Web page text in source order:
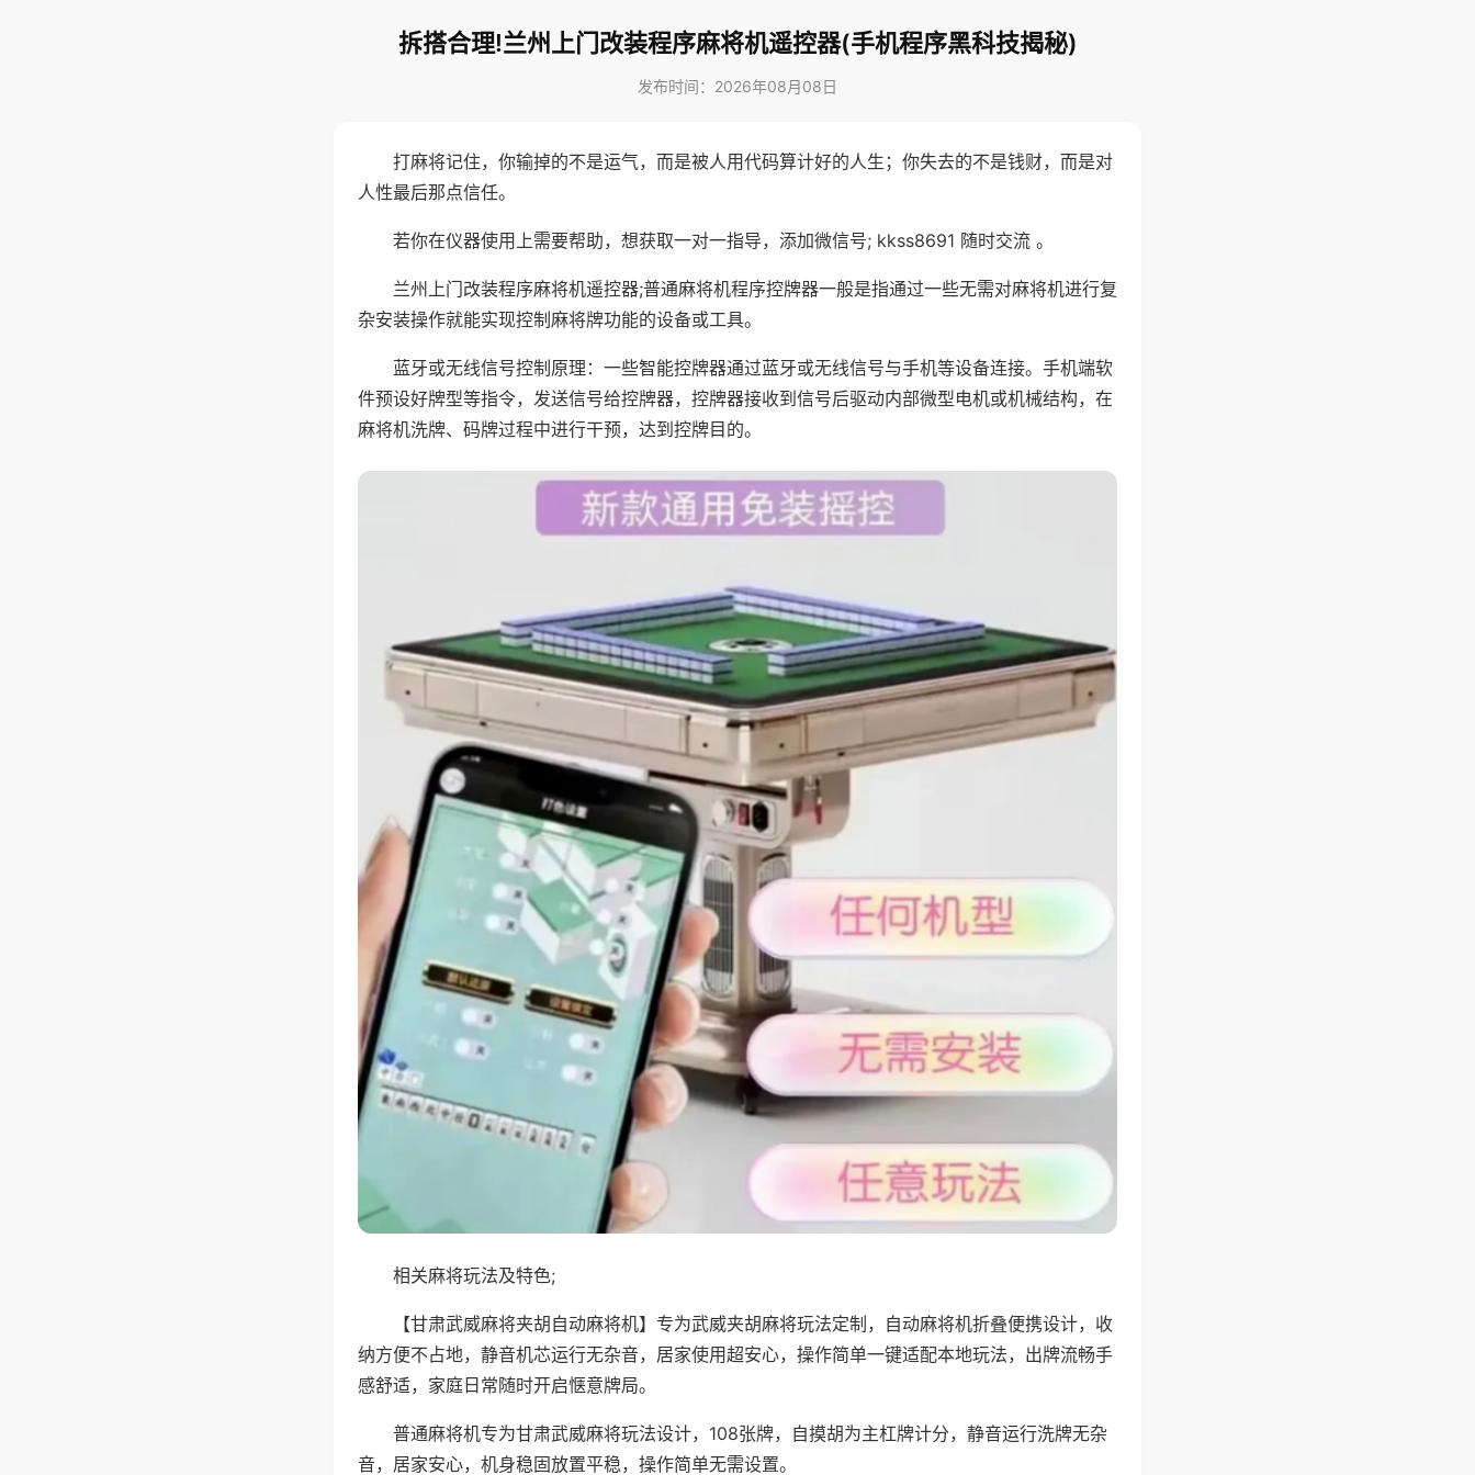
拆搭合理!兰州上门改装程序麻将机遥控器(手机程序黑科技揭秘)
发布时间：2026年08月08日
打麻将记住，你输掉的不是运气，而是被人用代码算计好的人生；你失去的不是钱财，而是对
人性最后那点信任。
若你在仪器使用上需要帮助，想获取一对一指导，添加微信号; kkss8691 随时交流 。
兰州上门改装程序麻将机遥控器;普通麻将机程序控牌器一般是指通过一些无需对麻将机进行复
杂安装操作就能实现控制麻将牌功能的设备或工具。
蓝牙或无线信号控制原理：一些智能控牌器通过蓝牙或无线信号与手机等设备连接。手机端软
件预设好牌型等指令，发送信号给控牌器，控牌器接收到信号后驱动内部微型电机或机械结构，在
麻将机洗牌、码牌过程中进行干预，达到控牌目的。
相关麻将玩法及特色;
【甘肃武威麻将夹胡自动麻将机】专为武威夹胡麻将玩法定制，自动麻将机折叠便携设计，收
纳方便不占地，静音机芯运行无杂音，居家使用超安心，操作简单一键适配本地玩法，出牌流畅手
感舒适，家庭日常随时开启惬意牌局。
普通麻将机专为甘肃武威麻将玩法设计，108张牌，自摸胡为主杠牌计分，静音运行洗牌无杂
音，居家安心，机身稳固放置平稳，操作简单无需设置。